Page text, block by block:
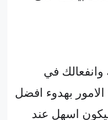
في
الامور بهدوء افضل
اسهل عند